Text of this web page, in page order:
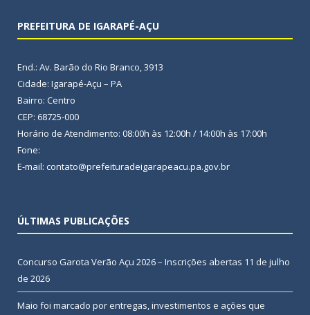
PREFEITURA DE IGARAPÉ-AÇU
End.: Av. Barão do Rio Branco, 3913
Cidade: Igarapé-Açu – PA
Bairro: Centro
CEP: 68725-000
Horário de Atendimento: 08:00h às 12:00h / 14:00h às 17:00h
Fone:
E-mail: contato@prefeituradeigarapeacu.pa.gov.br
ÚLTIMAS PUBLICAÇÕES
Concurso Garota Verão Açu 2026 – Inscrições abertas 11 de julho
de 2026
Maio foi marcado por entregas, investimentos e ações que